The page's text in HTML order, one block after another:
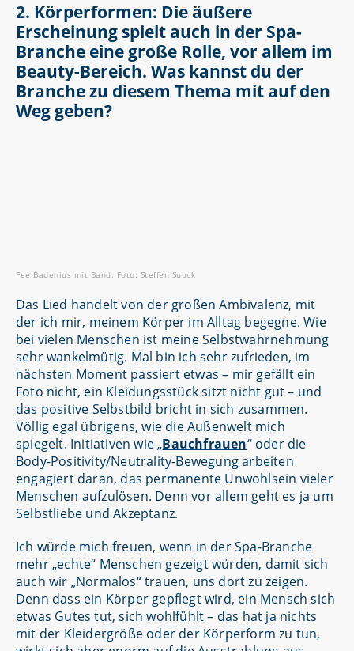
2. Körperformen: Die äußere
Erscheinung spielt auch in der Spa-
Branche eine große Rolle, vor allem im
Beauty-Bereich. Was kannst du der
Branche zu diesem Thema mit auf den
Weg geben?
Fee Badenius mit Band. Foto: Steffen Suuck
Das Lied handelt von der großen Ambivalenz, mit
der ich mir, meinem Körper im Alltag begegne. Wie
bei vielen Menschen ist meine Selbstwahrnehmung
sehr wankelmütig. Mal bin ich sehr zufrieden, im
nächsten Moment passiert etwas – mir gefällt ein
Foto nicht, ein Kleidungsstück sitzt nicht gut – und
das positive Selbstbild bricht in sich zusammen.
Völlig egal übrigens, wie die Außenwelt mich
spiegelt. Initiativen wie „Bauchfrauen“ oder die
Body-Positivity/Neutrality-Bewegung arbeiten
engagiert daran, das permanente Unwohlsein vieler
Menschen aufzulösen. Denn vor allem geht es ja um
Selbstliebe und Akzeptanz.
Ich würde mich freuen, wenn in der Spa-Branche
mehr „echte“ Menschen gezeigt würden, damit sich
auch wir „Normalos“ trauen, uns dort zu zeigen.
Denn dass ein Körper gepflegt wird, ein Mensch sich
etwas Gutes tut, sich wohlfühlt – das hat ja nichts
mit der Kleidergröße oder der Körperform zu tun,